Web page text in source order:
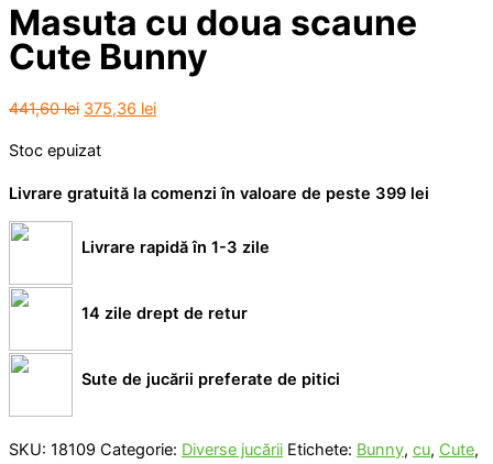
Masuta cu doua scaune
Cute Bunny
441,60lei Prețul
a
fost:
375,36 leiPrețul
375,36 lei.
Stoc epuizat
Livrare gratuită la comenzi în valoare de peste 399 lei
Livrare rapidă în 1-3 zile
14 zile drept de retur
Sute de jucării preferate de pitici
SKU: 18109 Categorie: Diverse jucării Etichete: Bunny, cu, Cute,